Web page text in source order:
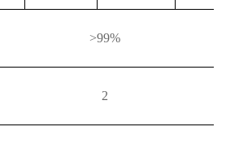
>99%
2